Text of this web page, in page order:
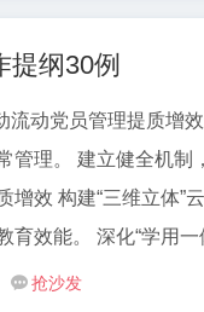
提纲30例
质增效 常态摸底排查，推动及时纳管。 建好平台阵
2.发挥远程教育优势推动党员
阵。 创新“精准滴灌”教育
，延伸教育成果。 3.“四味”课堂让
味”。 创新方法举措，学思践悟
 抢沙发